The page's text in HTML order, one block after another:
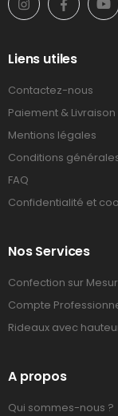
Liens utiles
Contactez-nous
Paiement & Livraison
Mentions légales
Conditions
FAQ
Confidentialité et
Nos Services
Confection sur
Compte
Rideaux avec
A propos
Qui sommes-nous ?